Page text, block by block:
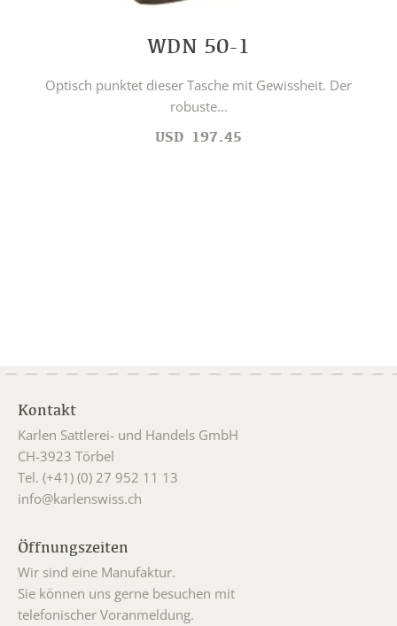
WDN 50-1
Optisch punktet dieser Tasche mit Gewissheit. Der
robuste...
USD 197.45
Kontakt
Karlen Sattlerei- und Handels GmbH
CH-3923 Törbel
Tel. (+41) (0) 27 952 11 13
info@karlenswiss.ch
Öffnungszeiten
Wir sind eine Manufaktur.
Sie können uns gerne besuchen mit
telefonischer Voranmeldung.